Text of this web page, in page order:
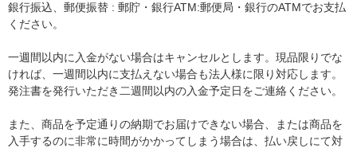
銀行振込、郵便振替 : 郵貯・銀行ATM:郵便局・銀行のATMでお支払
ください。
一週間以内に入金がない場合はキャンセルとします。現品限りでな
ければ、一週間以内に支払えない場合も法人様に限り対応します。
発注書を発行いただき二週間以内の入金予定日をご連絡ください。
また、商品を予定通りの納期でお届けできない場合、または商品を
入手するのに非常に時間がかかってしまう場合は、払い戻しにて対